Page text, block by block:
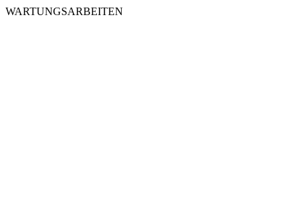
WARTUNGSARBEITEN